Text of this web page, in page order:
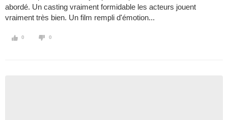
abordé. Un casting vraiment formidable les acteurs jouent
vraiment très bien. Un film rempli d'émotion...
0 0